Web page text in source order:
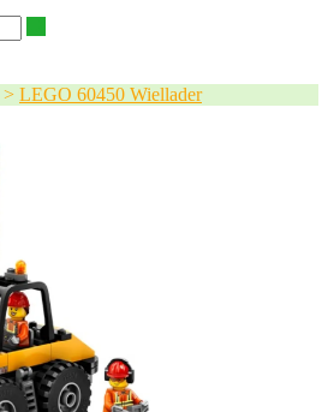
> LEGO 60450 Wiellader